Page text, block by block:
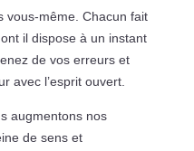
vous-même. Chacun fait
il dispose à un instant
de vos erreurs et
avec l’esprit ouvert.
augmentons nos
de sens et